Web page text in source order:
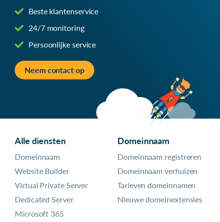
Beste klantenservice
24/7 monitoring
Persoonlijke service
Neem contact op
Alle diensten
Domeinnaam
Website Builder
Virtual Private Server
Dedicated Server
Microsoft 365
Domeinnaam
Domeinnaam registreren
Domeinnaam verhuizen
Tarieven domeinnamen
Nieuwe domeinextensies